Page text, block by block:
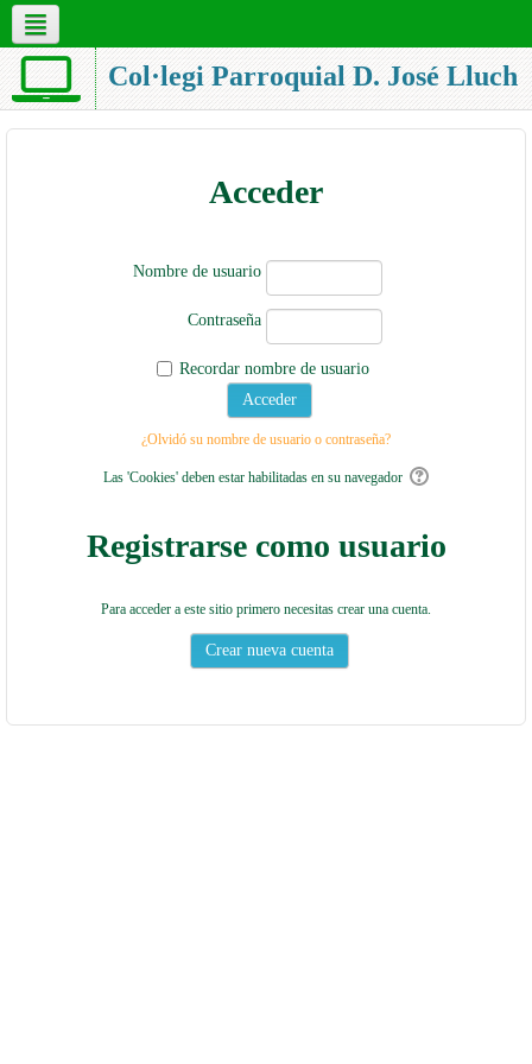
Col·legi Parroquial D. José Lluch
Acceder
Nombre de usuario
Contraseña
Recordar nombre de usuario
¿Olvidó su nombre de usuario o contraseña?
Las 'Cookies' deben estar habilitadas en su navegador
Registrarse como usuario
Para acceder a este sitio primero necesitas crear una cuenta.